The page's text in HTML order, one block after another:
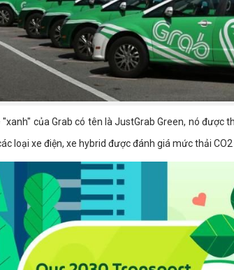
"xanh" của Grab có tên là JustGrab Green, nó được
loại xe điện, xe hybrid được đánh giá mức thải